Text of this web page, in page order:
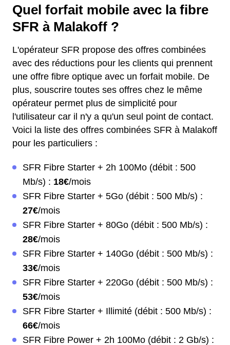
Quel forfait mobile avec la fibre
SFR à Malakoff ?
L'opérateur SFR propose des offres combinées
avec des réductions pour les clients qui prennent
une offre fibre optique avec un forfait mobile. De
plus, souscrire toutes ses offres chez le même
opérateur permet plus de simplicité pour
l'utilisateur car il n'y a qu'un seul point de contact.
Voici la liste des offres combinées SFR à Malakoff
pour les particuliers :
SFR Fibre Starter + 2h 100Mo (débit : 500
Mb/s) : 18€/mois
SFR Fibre Starter + 5Go (débit : 500 Mb/s) :
27€/mois
SFR Fibre Starter + 80Go (débit : 500 Mb/s) :
28€/mois
SFR Fibre Starter + 140Go (débit : 500 Mb/s) :
33€/mois
SFR Fibre Starter + 220Go (débit : 500 Mb/s) :
53€/mois
SFR Fibre Starter + Illimité (débit : 500 Mb/s) :
66€/mois
SFR Fibre Power + 2h 100Mo (débit : 2 Gb/s) :